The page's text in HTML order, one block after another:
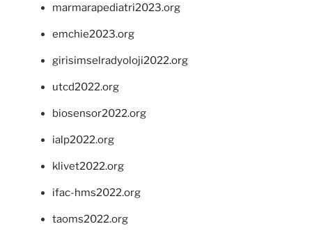
marmarapediatri2023.org
emchie2023.org
girisimselradyoloji2022.org
utcd2022.org
biosensor2022.org
ialp2022.org
klivet2022.org
ifac-hms2022.org
taoms2022.org